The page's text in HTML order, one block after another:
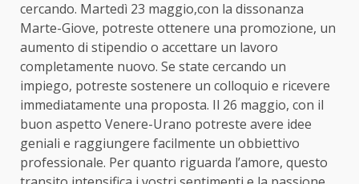
cercando. Martedì 23 maggio,con la dissonanza
Marte-Giove, potreste ottenere una promozione, un
aumento di stipendio o accettare un lavoro
completamente nuovo. Se state cercando un
impiego, potreste sostenere un colloquio e ricevere
immediatamente una proposta. Il 26 maggio, con il
buon aspetto Venere-Urano potreste avere idee
geniali e raggiungere facilmente un obbiettivo
professionale. Per quanto riguarda l’amore, questo